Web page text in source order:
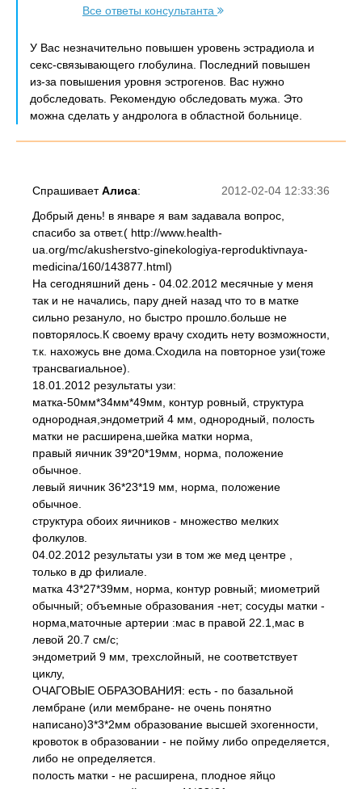
Все ответы консультанта
У Вас незначительно повышен уровень эстрадиола и
секс-связывающего глобулина. Последний повышен
из-за повышения уровня эстрогенов. Вас нужно
добследовать. Рекомендую обследовать мужа. Это
можна сделать у андролога в областной больнице.
2012-02-04 12:33:36
СпрашиваетАлиса:
Добрый день! в январе я вам задавала вопрос,
спасибо за ответ.( http://www.health-
ua.org/mc/akusherstvo-ginekologiya-reproduktivnaya-
medicina/160/143877.html)
На сегодняшний день - 04.02.2012 месячные у меня
так и не начались, пару дней назад что то в матке
сильно резануло, но быстро прошло.больше не
повторялось.К своему врачу сходить нету возможности,
т.к. нахожусь вне дома.Сходила на повторное узи(тоже
трансвагиальное).
18.01.2012 результаты узи:
матка-50мм*34мм*49мм, контур ровный, структура
однородная,эндометрий 4 мм, однородный, полость
матки не расширена,шейка матки норма,
правый яичник 39*20*19мм, норма, положение
обычное.
левый яичник 36*23*19 мм, норма, положение
обычное.
структура обоих яичников - множество мелких
фолкулов.
04.02.2012 результаты узи в том же мед центре ,
только в др филиале.
матка 43*27*39мм, норма, контур ровный; миометрий
обычный; объемные образования -нет; сосуды матки -
норма,маточные артерии :мас в правой 22.1,мас в
левой 20.7 см/с;
эндометрий 9 мм, трехслойный, не соответствует
циклу,
ОЧАГОВЫЕ ОБРАЗОВАНИЯ: есть - по базальной
лембране (или мембране- не очень понятно
написано)3*3*2мм образование высшей эхогенности,
кровоток в образовании - не пойму либо определяется,
либо не определяется.
полость матки - не расширена, плодное яйцо